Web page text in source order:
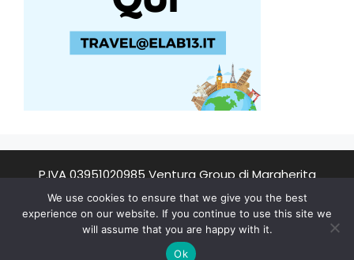
P.IVA 03951020985 Ventura Group di Margherita
Ventura
© 2026 Stoccolma Viaggi• Creato con
GeneratePress
We use cookies to ensure that we give you the best
experience on our website. If you continue to use this site we
will assume that you are happy with it.
Ok